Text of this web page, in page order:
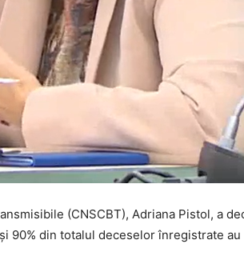
(CNSCBT), Adriana Pistol, a
din totalul deceselor înregistrate